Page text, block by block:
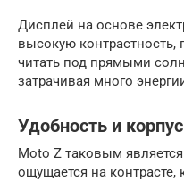
Дисплей на основе
высокую контрастность,
читать под прямыми
затрачивая много
Удобность и корпус
Moto Z таковым
ощущается на контрасте,